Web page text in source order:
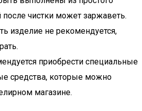
чистки может заржаветь.
изделие не рекомендуется,
приобрести специальные
средства, которые можно
магазине.